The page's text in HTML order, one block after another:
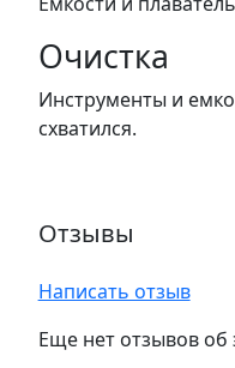
Очистка
Инструменты и
схватился.
Отзывы
Написать отзыв
Еще нет отзывов об